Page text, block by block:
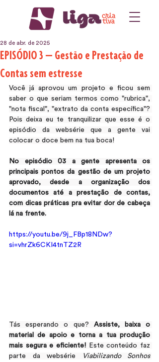
EPISÓDIO 3 — Gestão e Prestação de
Contas sem estresse
28 de abr. de 2025
Você já aprovou um projeto e ficou sem
saber o que seriam termos como "rubrica",
"nota fiscal", "extrato da conta específica"?
Pois deixa eu te tranquilizar que esse é o
episódio da websérie que a gente vai
colocar o doce bem na tua boca!
No episódio 03 a gente apresenta os
principais pontos da gestão de um projeto
aprovado, desde a organização dos
documentos até a prestação de contas,
com dicas práticas pra evitar dor de cabeça
lá na frente.
https://youtu.be/9j_FBp18NDw?
si=vhrZk6CKI4tnTZ2R
Tás esperando o que? Assiste, baixa o
material de apoio e torna a tua produção
mais segura e eficiente!
Este conteúdo faz
parte da websérie
Viabilizando Sonhos